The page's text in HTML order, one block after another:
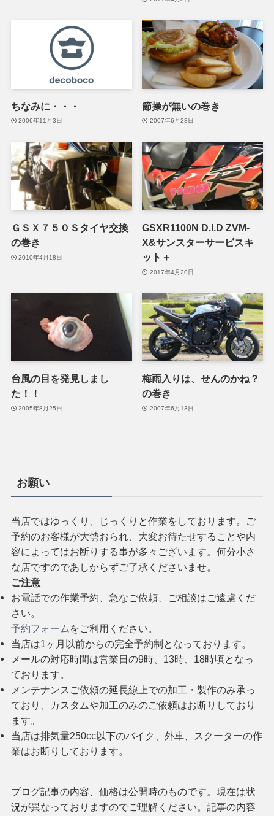
ちなみに・・・
2006年11月3日
節操が無いの巻き
2007年6月28日
ＧＳＸ７５０Ｓタイヤ交換
の巻き
2010年4月18日
GSXR1100N D.I.D ZVM-
X&サンスターサービスキ
ット＋
2017年4月20日
台風の目を発見しまし
た！！
2005年8月25日
梅雨入りは、せんのかね？
の巻き
2007年6月13日
お願い
当店ではゆっくり、じっくりと作業をしております。ご
予約のお客様が大勢おられ、大変お待たせすることや内
容によってはお断りする事が多々ございます。何分小さ
な店ですのであしからずご了承くださいませ。
ご注意
お電話での作業予約、急なご依頼、ご相談はご遠慮くだ
さい。
予約フォーム をご利用ください。
当店は1ヶ月以前からの完全予約制となっております。
メールの対応時間は営業日の9時、13時、18時頃となっ
ております。
メンテナンスご依頼の延長線上での加工・製作のみ承っ
ており、カスタムや加工のみのご依頼はお断りしており
ます。
当店は排気量250cc以下のバイク、外車、スクーターの作
業はお断りしております。
ブログ記事の内容、価格は公開時のものです。現在は状
況が異なっておりますのでご理解ください。記事の内容